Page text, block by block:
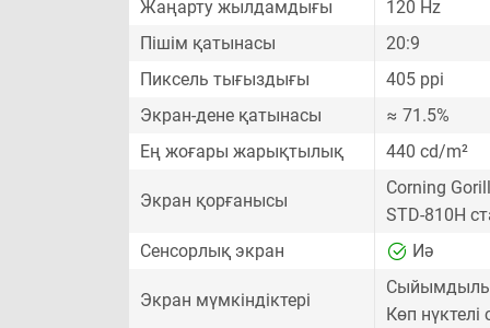
Жаңарту жылдамдығы
120 Hz
Пішім қатынасы
20:9
Пиксель тығыздығы
405 ppi
Экран-дене қатынасы
≈ 71.5%
Ең жоғары жарықтылық
440 cd/m²
Экран қорғанысы
Corning
STD-810H
Сенсорлық экран
Иә
Экран мүмкіндіктері
Көп